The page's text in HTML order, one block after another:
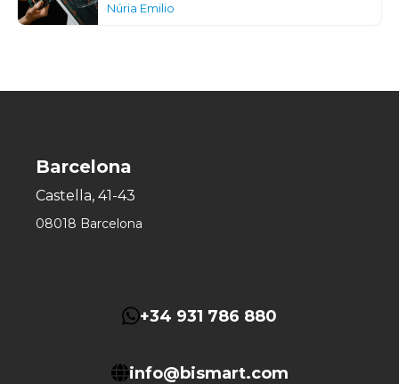
Núria Emilio
Barcelona
Castella, 41-43
08018 Barcelona
+34 931 786 880
info@bismart.com